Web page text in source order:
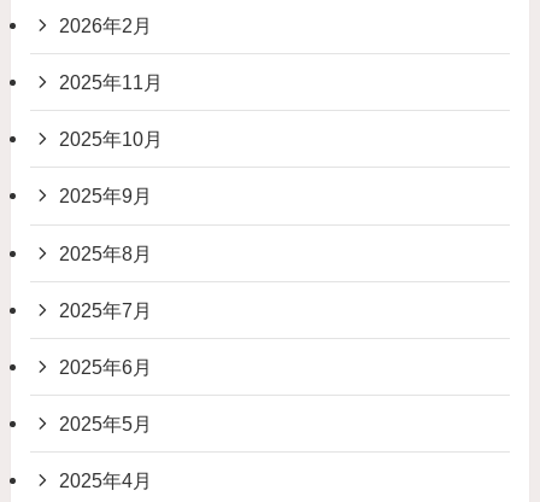
2026年2月
2025年11月
2025年10月
2025年9月
2025年8月
2025年7月
2025年6月
2025年5月
2025年4月